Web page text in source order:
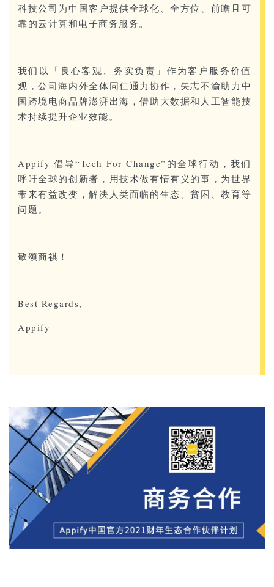
科技公司为中国客户提供全球化、全方位、前瞻且可
靠的云计算和电子商务服务。
我们以「良心客观、务实负责」作为客户服务价值
观，公司海内外全体同仁通力协作，矢志不渝助力中
国跨境电商品牌澎湃出海，借助大数据和人工智能技
术持续提升企业效能。
Appify 倡导“Tech For Change”的全球行动，我们
呼吁全球的创新者，用技术做有情有义的事，为世界
带来有益改变，解决人类面临的生态、贫困、教育等
问题。
敬颂商祺！
Best Regards,
Appify